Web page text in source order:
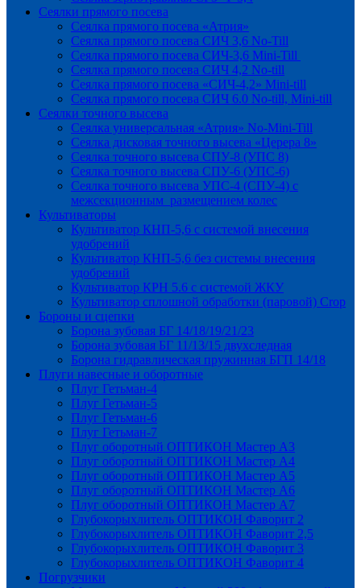
Сеялки прямого посева
Сеялка прямого посева «Атрия»
Сеялка прямого посева СИЧ 3,6 No-Till
Сеялка прямого посева СИЧ-3,6 Mini-Till
Сеялка прямого посева СИЧ 4,2 No-till
Сеялка прямого посева «СИЧ-4,2» Mini-till
Сеялка прямого посева СИЧ 6.0 No-till, Mini-till
Сеялки точного высева
Сеялка универсальная «Атрия» No-Mini-Till
Сеялка дисковая точного высева «Церера 8»
Сеялка точного высева СПУ-8 (УПС 8)
Сеялка точного высева СПУ-6 (УПС-6)
Сеялка точного высева УПС-4 (СПУ-4) с
межсекционным размещением колес
Культиваторы
Культиватор КНП-5,6 с системой внесения
удобрений
Культиватор КНП-5,6 без системы внесения
удобрений
Культиватор КРН 5.6 с системой ЖКУ
Культиватор сплошной обработки (паровой) Crop
Бороны и сцепки
Борона зубовая БГ 14/18/19/21/23
Борона зубовая БГ 11/13/15 двухследная
Борона гидравлическая пружинная БГП 14/18
Плуги навесные и оборотные
Плуг Гетьман-4
Плуг Гетьман-5
Плуг Гетьман-6
Плуг Гетьман-7
Плуг оборотный ОПТИКОН Мастер А3
Плуг оборотный ОПТИКОН Мастер А4
Плуг оборотный ОПТИКОН Мастер А5
Плуг оборотный ОПТИКОН Мастер А6
Плуг оборотный ОПТИКОН Мастер А7
Глубокорыхлитель ОПТИКОН Фаворит 2
Глубокорыхлитель ОПТИКОН Фаворит 2,5
Глубокорыхлитель ОПТИКОН Фаворит 3
Глубокорыхлитель ОПТИКОН Фаворит 4
Погрузчики